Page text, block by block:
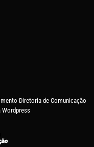
Diretoria de Comunicação
Wordpress